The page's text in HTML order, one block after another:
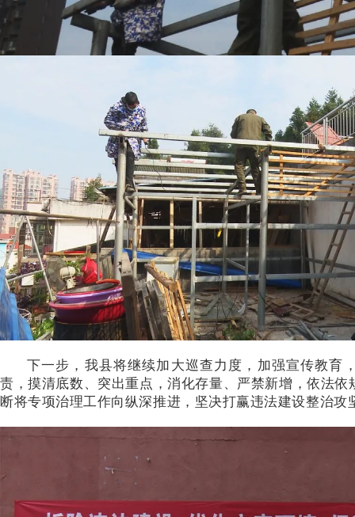
下一步，我县将继续加大巡查力度，加强宣传教育
责，摸清底数、突出重点，消化存量、严禁新增，依法依
断将专项治理工作向纵深推进，坚决打赢违法建设整治攻